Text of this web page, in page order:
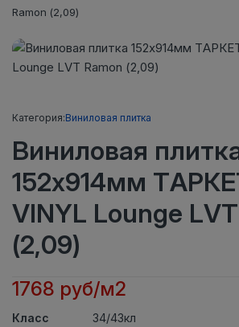
Ramon (2,09)
Категория:Виниловая плитка
Виниловая
152x914мм
VINYL Lounge
(2,09)
1768 руб/м2
Класс
34/43кл